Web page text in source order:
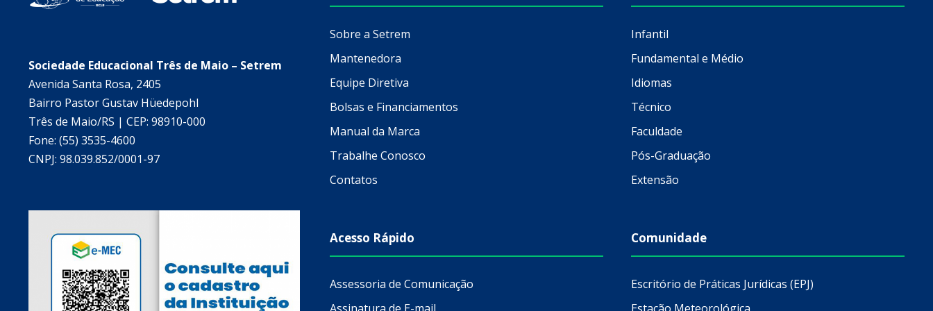
Sociedade Educacional Três de Maio – Setrem
Avenida Santa Rosa, 2405
Bairro Pastor Gustav Hüedepohl
Três de Maio/RS | CEP: 98910-000
Fone: (55) 3535-4600
CNPJ: 98.039.852/0001-97
Sobre a Setrem
Mantenedora
Equipe Diretiva
Bolsas e Financiamentos
Manual da Marca
Trabalhe Conosco
Contatos
Acesso Rápido
Assessoria de Comunicação
Infantil
Fundamental e Médio
Idiomas
Técnico
Faculdade
Pós-Graduação
Extensão
Comunidade
Escritório de Práticas Jurídicas (EPJ)